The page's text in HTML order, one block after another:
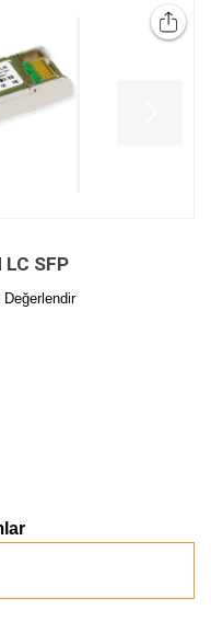
SFP
Değerlendir